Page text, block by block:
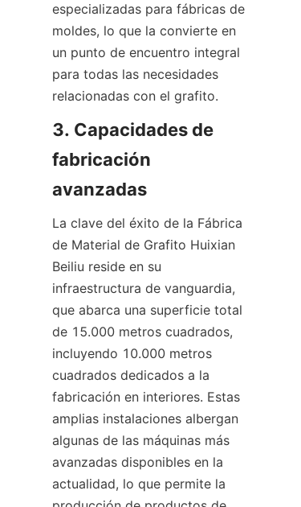
especializadas para fábricas de
moldes, lo que la convierte en
un punto de encuentro integral
para todas las necesidades
relacionadas con el grafito.
3. Capacidades de
fabricación
avanzadas
La clave del éxito de la Fábrica
de Material de Grafito Huixian
Beiliu reside en su
infraestructura de vanguardia,
que abarca una superficie total
de 15.000 metros cuadrados,
incluyendo 10.000 metros
cuadrados dedicados a la
fabricación en interiores. Estas
amplias instalaciones albergan
algunas de las máquinas más
avanzadas disponibles en la
actualidad, lo que permite la